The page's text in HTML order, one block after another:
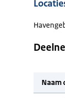
Naam